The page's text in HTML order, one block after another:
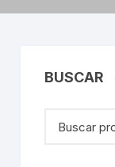
BUSCAR